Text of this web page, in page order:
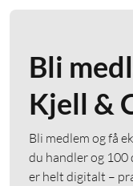
Bli
Kjell &
Bli medlem og få
du handler og
er helt digitalt –